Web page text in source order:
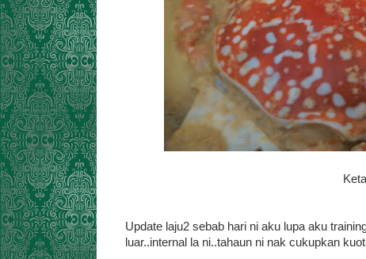
Update laju2 sebab hari ni aku lupa aku
luar..internal la ni..tahaun ni nak cukupkan